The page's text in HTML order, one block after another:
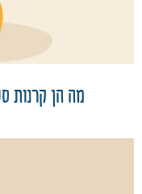
מה הן קרנות